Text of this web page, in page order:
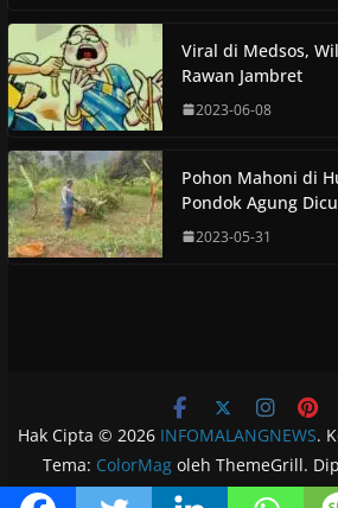
Viral di Medsos,
Rawan Jambret
2023-06-08
Pohon Mahoni di
Pondok Agung
2023-05-31
Hak Cipta © 2026 INFOMALANGNEWS.
Tema: ColorMagoleh ThemeGrill.
WordPress.